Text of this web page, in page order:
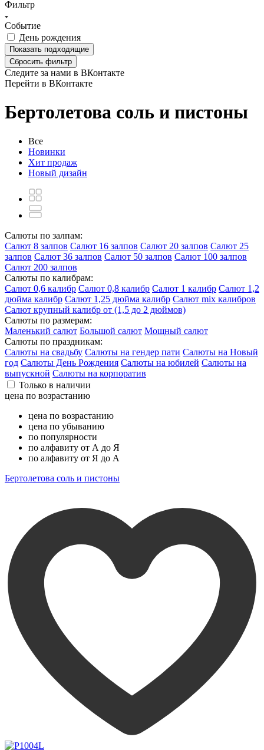
Фильтр
Событие
День рождения
Показать подходящие
Сбросить фильтр
Следите за нами в ВКонтакте
Перейти в ВКонтакте
Бертолетова соль и пистоны
Все
Новинки
Хит продаж
Новый дизайн
Салюты по залпам:
Салют 8 залпов Салют 16 залпов Салют 20 залпов Салют 25
залпов Салют 36 залпов Салют 50 залпов Салют 100 залпов
Салют 200 залпов
Салюты по калибрам:
Салют 0,6 калибр Салют 0,8 калибр Салют 1 калибр Салют 1,2
дюйма калибр Салют 1,25 дюйма калибр Салют mix калибров
Салют крупный калибр от (1,5 до 2 дюймов)
Салюты по размерам:
Маленький салют Большой салют Мощный салют
Салюты по праздникам:
Салюты на свадьбу Салюты на гендер пати Салюты на Новый
год Салюты День Рождения Салюты на юбилей Салюты на
выпускной Салюты на корпоратив
Только в наличии
цена по возрастанию
цена по возрастанию
цена по убыванию
по популярности
по алфавиту от А до Я
по алфавиту от Я до А
Бертолетова соль и пистоны